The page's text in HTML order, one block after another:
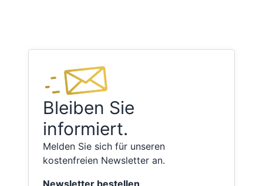
Bleiben Sie
informiert.
Melden Sie sich für unseren
kostenfreien Newsletter an.